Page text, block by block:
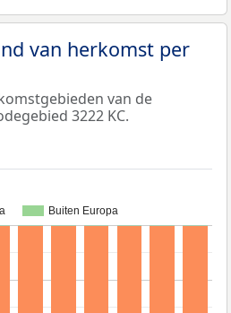
van herkomst per
van de
3222 KC.
Buiten Europa